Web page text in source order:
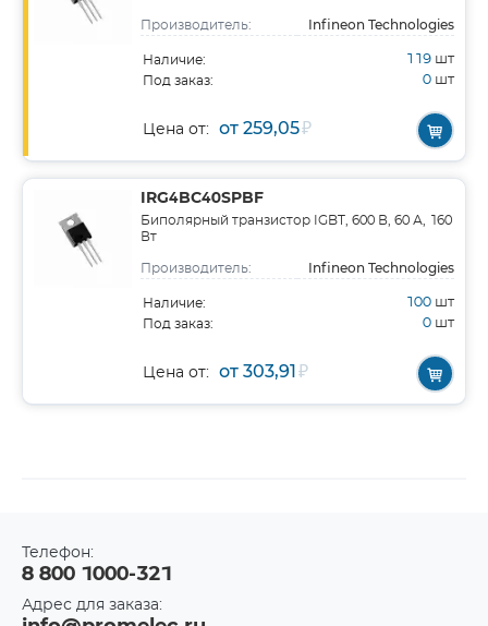
Производитель: Infineon Technologies
Наличие: 119 шт
Под заказ: 0 шт
Цена от: от 259,05₽
IRG4BC40SPBF
Биполярный транзистор IGBT, 600 В, 60 А, 160
Вт
Производитель: Infineon Technologies
Наличие: 100 шт
Под заказ: 0 шт
Цена от: от 303,91₽
Телефон:
8 800 1000-321
Адрес для заказа: